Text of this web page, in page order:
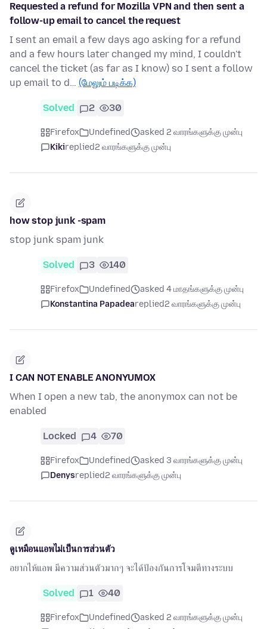
Requested a refund for Mozilla VPN and then sent a
follow-up email to cancel the request
I sent an email a few days ago asking for a refund
and a few hours later changed my mind, I couldn't
cancel the ticket (as far as I know) so I sent a follow
up email to d… (மேலும் படிக்க)
Solved 2 30
Firefox Undefined
asked 2 வாரங்களுக்கு முன்பு
Kikireplied2 வாரங்களுக்கு முன்பு
how stop junk -spam
stop junk spam junk
Solved 3 140
Firefox Undefined
asked 4 மாதங்களுக்கு முன்பு
Konstantina Papadeareplied2 வாரங்களுக்கு முன்பு
I CAN NOT ENABLE ANONYUMOX
When I open a new tab, the anonymox can not be
enabled
Locked 4 70
Firefox Undefined
asked 3 வாரங்களுக்கு முன்பு
Denysreplied2 வாரங்களுக்கு முன்பு
ดูเหมือนแอพไม่เป็นการส่วนตัว
อยากไห้แอพ มีความส่วนตัวมากๆ จะได้ป้องกันการโจมตีทางระบบ
Solved 1 40
Firefox Undefined
asked 2 வாரங்களுக்கு முன்பு